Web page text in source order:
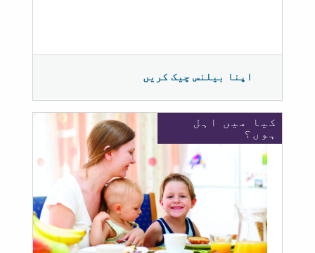
اپنا بیلنس چیک کریں
کیا میں اہل
ہوں؟